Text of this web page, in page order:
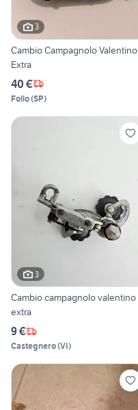
3
Cambio Campagnolo Valentino
Extra
40 €
Follo(SP)
3
Cambio campagnolo valentino
extra
9 €
Castegnero(VI)